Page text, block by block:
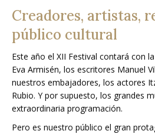
Creadores, artistas,
público cultural
Este año el XII Festival contará con
Eva Armisén, los escritores Manuel
nuestros embajadores, los actores
Rubio. Y por supuesto, los grandes
extraordinaria programación.
Pero es nuestro público el gran